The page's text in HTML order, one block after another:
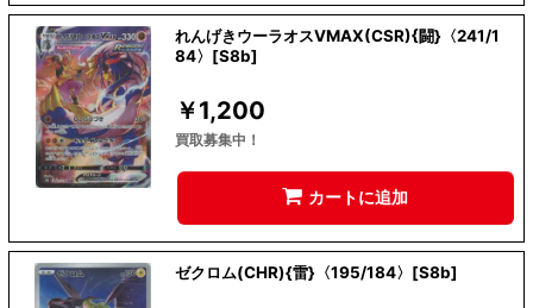
れんげきウーラオスVMAX(CSR){闘}〈241/1
84〉[S8b]
￥1,200
買取募集中！
カートに追加
ゼクロム(CHR){雷}〈195/184〉[S8b]